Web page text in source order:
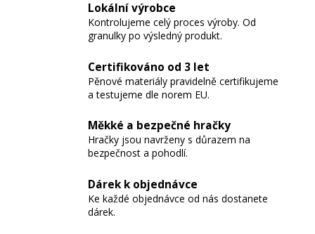
Lokální výrobce
Kontrolujeme celý proces výroby. Od
granulky po výsledný produkt.
Certifikováno od 3 let
Pěnové materiály pravidelně certifikujeme
a testujeme dle norem EU.
Měkké a bezpečné hračky
Hračky jsou navrženy s důrazem na
bezpečnost a pohodlí.
Dárek k objednávce
Ke každé objednávce od nás dostanete
dárek.